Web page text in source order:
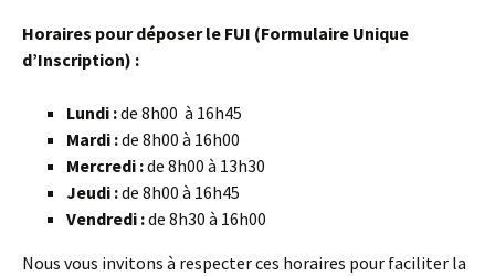
Horaires pour déposer le FUI (Formulaire Unique
d’Inscription) :
Lundi :de 8h00 à 16h45
Mardi :de 8h00 à 16h00
Mercredi :de 8h00 à 13h30
Jeudi :de 8h00 à 16h45
Vendredi :de 8h30 à 16h00
Nous vous invitons à respecter ces horaires pour faciliter la